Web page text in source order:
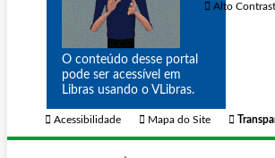
O conteúdo desse portal
pode ser acessível em
Libras usando o VLibras.
Alto
Acessibilidade Mapa do Site